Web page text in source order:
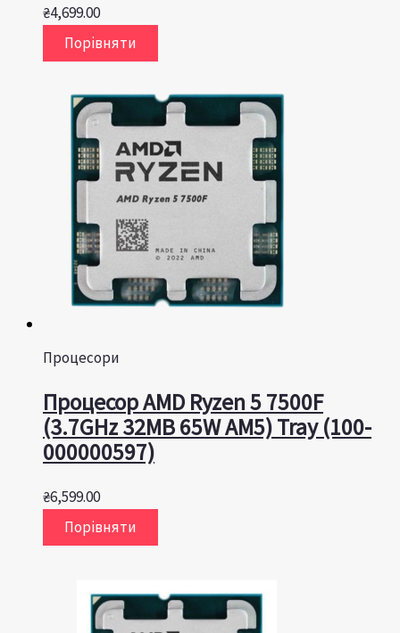
₴4,699.00
Порівняти
Процесори
Процесор AMD Ryzen 5 7500F
(3.7GHz 32MB 65W AM5) Tray (100-
000000597)
₴6,599.00
Порівняти